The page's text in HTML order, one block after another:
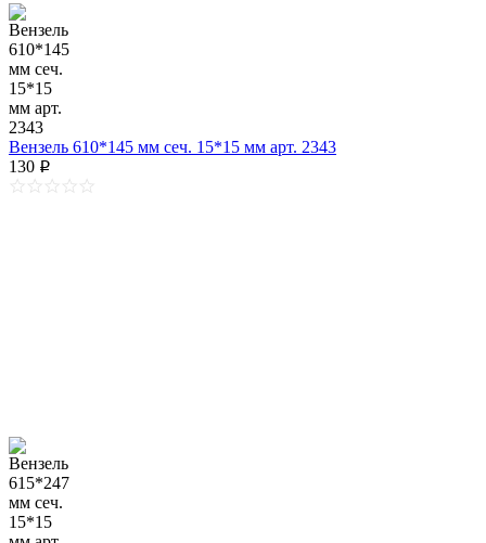
Вензель 610*145 мм сеч. 15*15 мм арт. 2343
130 p